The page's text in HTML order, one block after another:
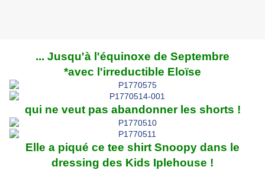
... Jusqu'à l'équinoxe de Septembre
*avec l'irreductible Eloïse
qui ne veut pas abandonner les shorts !
Elle a piqué ce tee shirt Snoopy dans le
dressing des Kids Iplehouse !